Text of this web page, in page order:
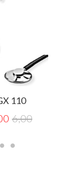
110
6,00